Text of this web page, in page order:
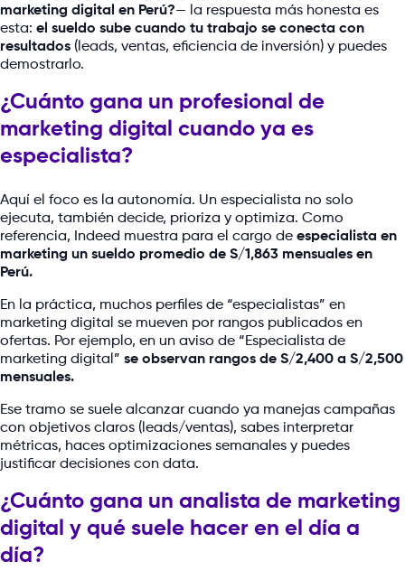
marketing digital en Perú?— la respuesta más honesta es
esta: el sueldo sube cuando tu trabajo se conecta con
resultados (leads, ventas, eficiencia de inversión) y puedes
demostrarlo.
¿Cuánto gana un profesional de
marketing digital cuando ya es
especialista?
Aquí el foco es la autonomía. Un especialista no solo
ejecuta, también decide, prioriza y optimiza. Como
referencia, Indeed muestra para el cargo de especialista en
marketing un sueldo promedio de S/1,863 mensuales en
Perú.
En la práctica, muchos perfiles de “especialistas” en
marketing digital se mueven por rangos publicados en
ofertas. Por ejemplo, en un aviso de “Especialista de
marketing digital” se observan rangos de S/2,400 a S/2,500
mensuales.
Ese tramo se suele alcanzar cuando ya manejas campañas
con objetivos claros (leads/ventas), sabes interpretar
métricas, haces optimizaciones semanales y puedes
justificar decisiones con data.
¿Cuánto gana un analista de marketing
digital y qué suele hacer en el día a
día?